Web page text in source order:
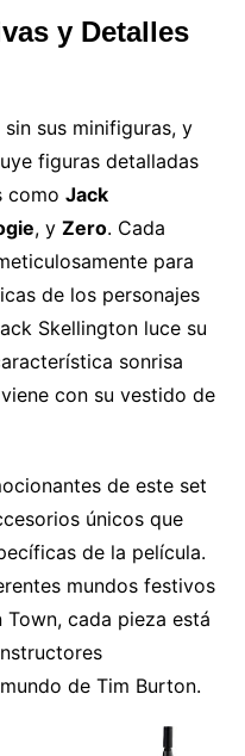
y Detalles
sus minifiguras, y
figuras detalladas
como Jack
, y Zero. Cada
para
de los personajes
Skellington luce su
sonrisa
con su vestido de
de este set
únicos que
de la película.
mundos festivos
cada pieza está
de Tim Burton.